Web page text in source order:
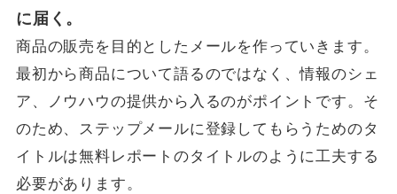
に届く。
商品の販売を目的としたメールを作っていきます。
最初から商品について語るのではなく、情報のシェ
ア、ノウハウの提供から入るのがポイントです。そ
のため、ステップメールに登録してもらうためのタ
イトルは無料レポートのタイトルのように工夫する
必要があります。